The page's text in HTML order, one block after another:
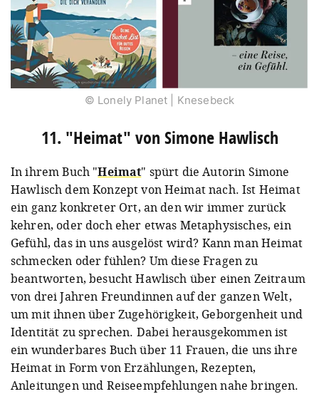
© Lonely Planet | Knesebeck
11. "Heimat" von Simone Hawlisch
In ihrem Buch "Heimat" spürt die Autorin Simone
Hawlisch dem Konzept von Heimat nach. Ist Heimat
ein ganz konkreter Ort, an den wir immer zurück
kehren, oder doch eher etwas Metaphysisches, ein
Gefühl, das in uns ausgelöst wird? Kann man Heimat
schmecken oder fühlen? Um diese Fragen zu
beantworten, besucht Hawlisch über einen Zeitraum
von drei Jahren Freundinnen auf der ganzen Welt,
um mit ihnen über Zugehörigkeit, Geborgenheit und
Identität zu sprechen. Dabei herausgekommen ist
ein wunderbares Buch über 11 Frauen, die uns ihre
Heimat in Form von Erzählungen, Rezepten,
Anleitungen und Reiseempfehlungen nahe bringen.